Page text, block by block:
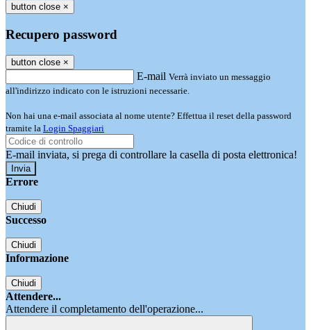
button close ×
Recupero password
button close ×
E-mail Verrà inviato un messaggio
all'indirizzo indicato con le istruzioni necessarie.
Non hai una e-mail associata al nome utente? Effettua il reset della password
tramite la Login Spaggiari
E-mail inviata, si prega di controllare la casella di posta elettronica!
Errore
Chiudi
Successo
Chiudi
Informazione
Chiudi
Attendere...
Attendere il completamento dell'operazione...